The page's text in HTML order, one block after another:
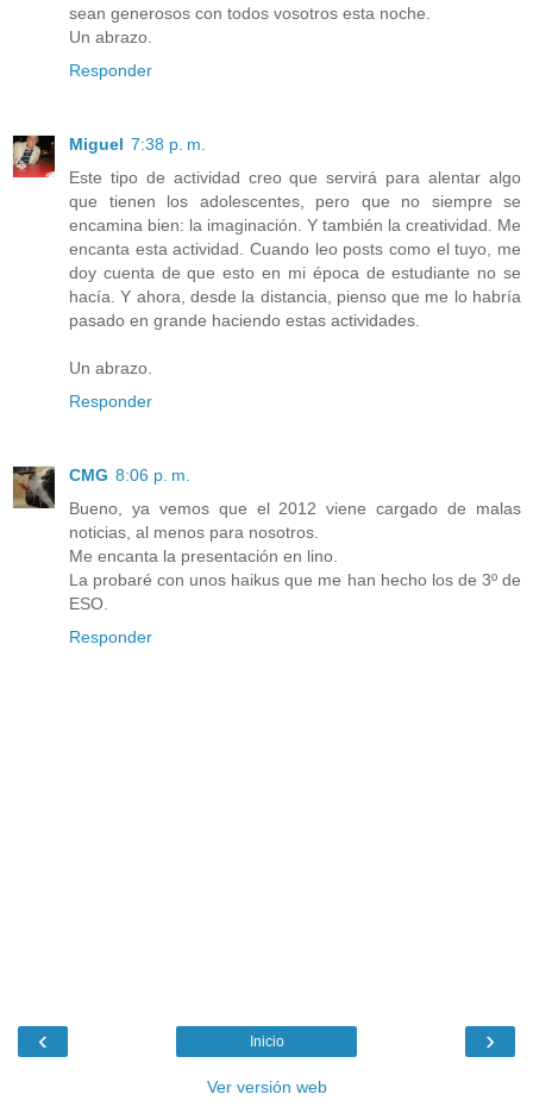
sean generosos con todos vosotros esta noche.
Un abrazo.
Responder
Miguel 7:38 p. m.
Este tipo de actividad creo que servirá para alentar algo
que tienen los adolescentes, pero que no siempre se
encamina bien: la imaginación. Y también la creatividad. Me
encanta esta actividad. Cuando leo posts como el tuyo, me
doy cuenta de que esto en mi época de estudiante no se
hacía. Y ahora, desde la distancia, pienso que me lo habría
pasado en grande haciendo estas actividades.
Un abrazo.
Responder
CMG 8:06 p. m.
Bueno, ya vemos que el 2012 viene cargado de malas
noticias, al menos para nosotros.
Me encanta la presentación en lino.
La probaré con unos haikus que me han hecho los de 3º de
ESO.
Responder
‹ ›
Inicio
Ver versión web